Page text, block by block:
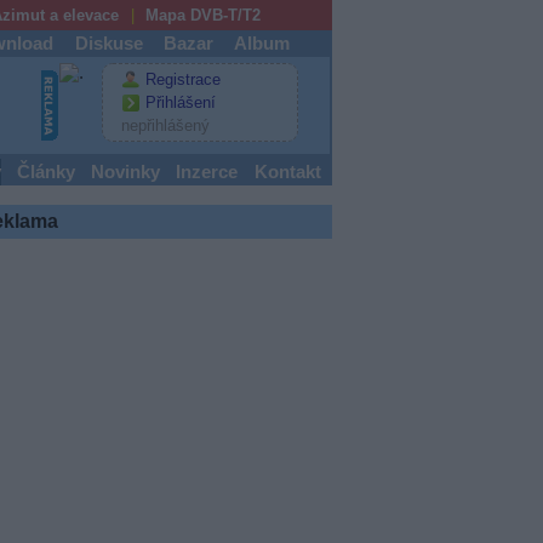
a elevace Mapa DVB-T/T2
Diskuse Bazar Album
Registrace
Přihlášení
nepřihlášený
Články Novinky Inzerce Kontakt